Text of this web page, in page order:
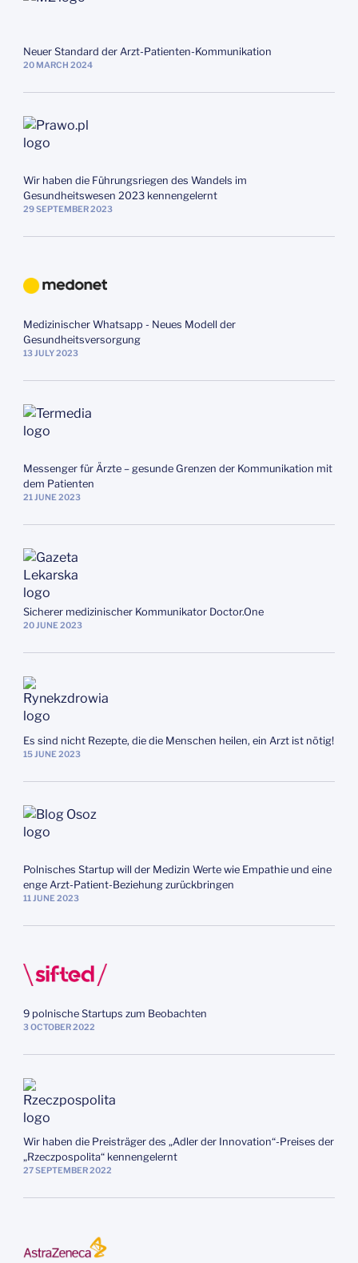
Neuer Standard der Arzt‑Patienten‑Kommunikation
20 MARCH 2024
Wir haben die Führungsriegen des Wandels im
Gesundheitswesen 2023 kennengelernt
29SEPTEMBER2023
Medizinischer Whatsapp - Neues Modell der
Gesundheitsversorgung
13JULY2023
Messenger für Ärzte – gesunde Grenzen der Kommunikation mit
dem Patienten
21JUNE2023
Sicherer medizinischer Kommunikator Doctor.One
20JUNE2023
Es sind nicht Rezepte, die die Menschen heilen, ein Arzt ist nötig!
15JUNE2023
Polnisches Startup will der Medizin Werte wie Empathie und eine
enge Arzt‑Patient‑Beziehung zurückbringen
11JUNE2023
9 polnische Startups zum Beobachten
3OCTOBER2022
Wir haben die Preisträger des „Adler der Innovation“-Preises der
„Rzeczpospolita“ kennengelernt
27SEPTEMBER2022